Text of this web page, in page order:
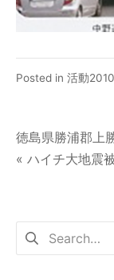
Posted in 活動2010
徳島県勝浦郡上
« ハイチ大地震